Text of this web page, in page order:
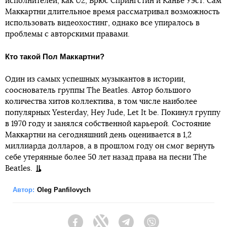
Маккартни длительное время рассматривал возможность
использовать видеохостинг, однако все упиралось в
проблемы с авторскими правами.
Кто такой Пол Маккартни?
Один из самых успешных музыкантов в истории,
сооснователь группы The Beatles. Автор большого
количества хитов коллектива, в том числе наиболее
популярных Yesterday, Hey Jude, Let It be. Покинул группу
в 1970 году и занялся собственной карьерой. Состояние
Маккартни на сегодняшний день оценивается в 1,2
миллиарда долларов, а в прошлом году он смог вернуть
себе утерянные более 50 лет назад права на песни The
Beatles.
Автор: Oleg Panfilovych